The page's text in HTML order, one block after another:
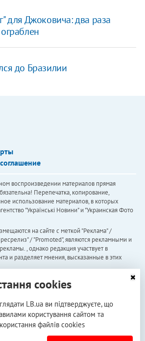
для Джоковича: два раза
до Бразилии
воспроизведении материалов прямая
Перепечатка, копирование,
использование материалов, в которых
"Українськi Новини" и "Украинская Фото
на сайте с меткой "Реклама" /
/ "Promoted", являются рекламными и
, однако редакция участвует в
и разделяет мнения, высказанные в этих
материалах. Согласно украинскому
медиа; идентификатор медиа - R40-05097
cookies
LB.ua ви підтверджуєте, що
користування сайтом та
файлів cookies